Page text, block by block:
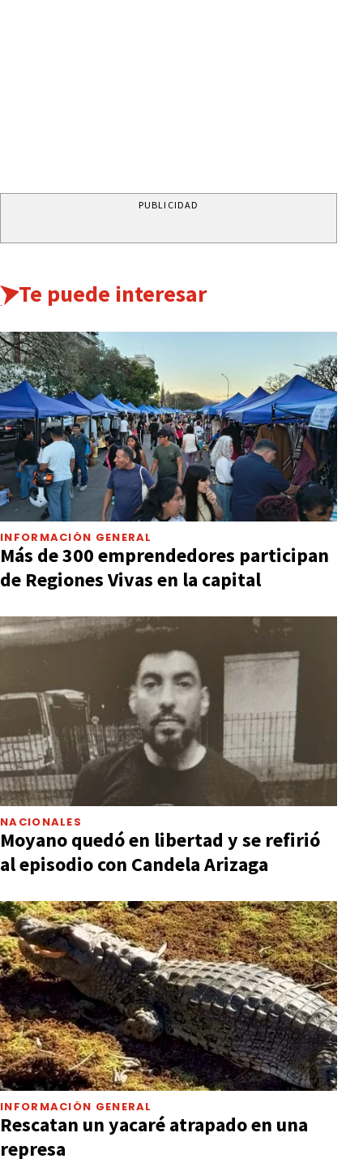
PUBLICIDAD
Te puede interesar
INFORMACIÓN GENERAL
Más de 300 emprendedores participan
de Regiones Vivas en la capital
NACIONALES
Moyano quedó en libertad y se refirió
al episodio con Candela Arizaga
INFORMACIÓN GENERAL
Rescatan un yacaré atrapado en una
represa